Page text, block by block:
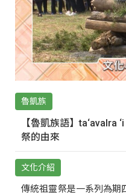
魯凱族
【魯凱族語】ta‘avalra
祭的由來
文化介紹
傳統祖靈祭是一系列為期